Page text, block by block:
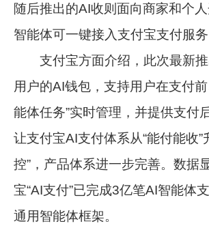
随后推出的AI收则面向商家和个
智能体可一键接入支付宝支付服务
支付宝方面介绍，此次最新推
用户的AI钱包，支持用户在支付
能体任务”实时管理，并提供支付
让支付宝AI支付体系从“能付能收”
控”，产品体系进一步完善。数据
宝“AI支付”已完成3亿笔AI智能体
通用智能体框架。